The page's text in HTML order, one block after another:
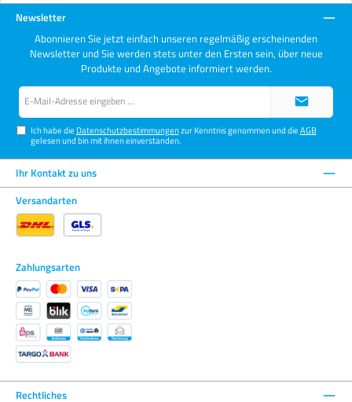
Newsletter
Abonnieren Sie jetzt einfach unseren regelmäßig erscheinenden
Newsletter und Sie werden stets unter den Ersten sein, über neue
Produkte und Angebote informiert werden.
Ich habe die Datenschutzbestimmungenzur Kenntnis genommen und dieAGB
gelesen und bin mit ihnen einverstanden.
Ihr Kontakt zu uns
Versandarten
Zahlungsarten
Rechtliches